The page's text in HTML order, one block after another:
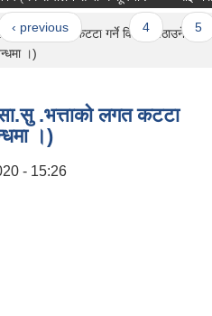
‹ previous …
.भत्ताको लगत कटटा गर्ने विवरण पठाउने
।)
.भत्ताको लगत कटटा
।)
- 15:26